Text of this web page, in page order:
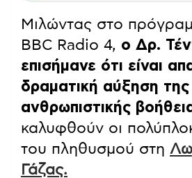
Μιλώντας στο
BBC Radio 4, ο Δρ.
επισήμανε ότι είναι
δραματική αύξηση της
ανθρωπιστικής
καλυφθούν οι
του πληθυσμού στη
Γάζας.